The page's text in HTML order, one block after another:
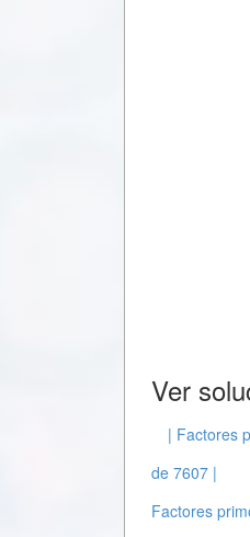
Ver
| Factores
de 7607 |
Factores